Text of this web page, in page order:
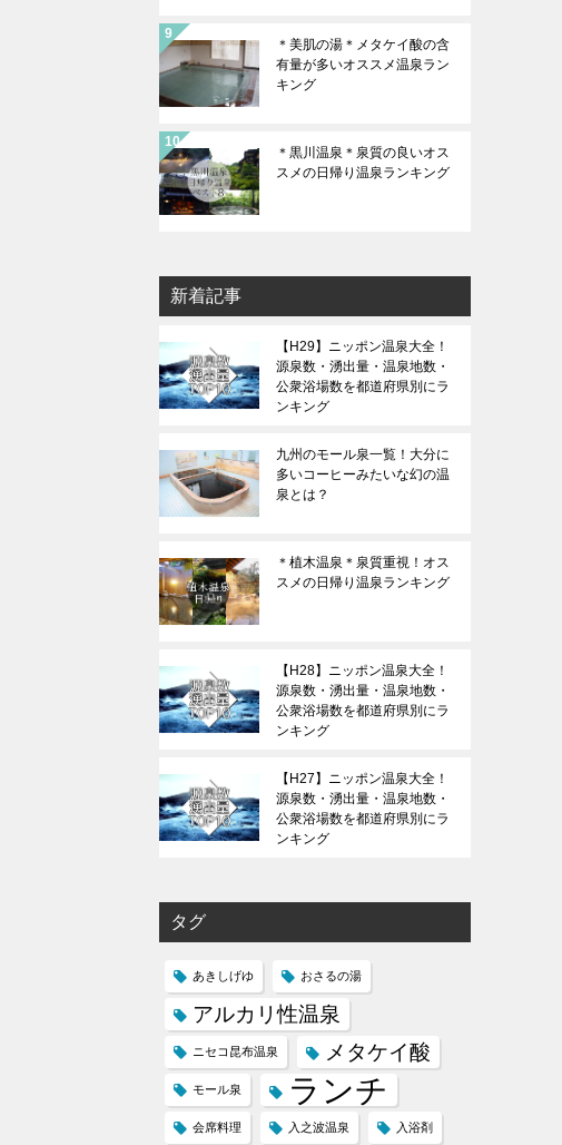
＊美肌の湯＊メタケイ酸の含
有量が多いオススメ温泉ラン
キング
＊黒川温泉＊泉質の良いオス
スメの日帰り温泉ランキング
新着記事
【H29】ニッポン温泉大全！
源泉数・湧出量・温泉地数・
公衆浴場数を都道府県別にラ
ンキング
九州のモール泉一覧！大分に
多いコーヒーみたいな幻の温
泉とは？
＊植木温泉＊泉質重視！オス
スメの日帰り温泉ランキング
【H28】ニッポン温泉大全！
源泉数・湧出量・温泉地数・
公衆浴場数を都道府県別にラ
ンキング
【H27】ニッポン温泉大全！
源泉数・湧出量・温泉地数・
公衆浴場数を都道府県別にラ
ンキング
タグ
あきしげゆ おさるの湯
アルカリ性温泉
ニセコ昆布温泉 メタケイ酸
モール泉 ランチ
会席料理 入之波温泉 入浴剤